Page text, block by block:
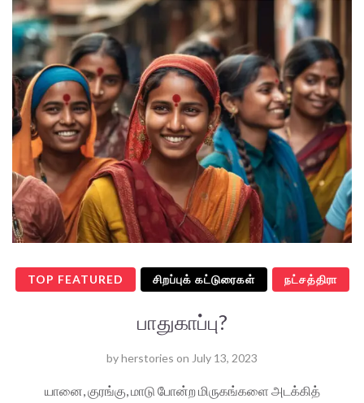
TOP FEATURED சிறப்புக் கட்டுரைகள் நட்சத்திரா
பாதுகாப்பு?
byherstories on July 13, 2023
யானை, குரங்கு, மாடு போன்ற மிருகங்களை அடக்கித்